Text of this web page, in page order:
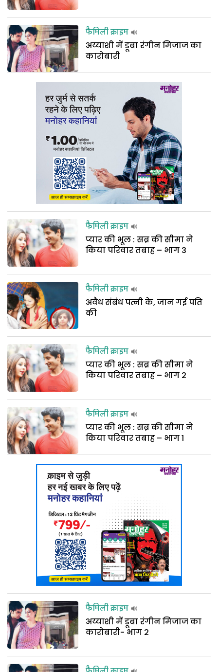
फैमिली क्राइम
अय्याशी में डूबा रंगीन मिजाज का
कारोबारी
फैमिली क्राइम
प्यार की भूल : सब्र की सीमा ने
किया परिवार तबाह – भाग 3
फैमिली क्राइम
अवैध संबंध पत्नी के, जान गई पति
की
फैमिली क्राइम
प्यार की भूल : सब्र की सीमा ने
किया परिवार तबाह – भाग 2
फैमिली क्राइम
प्यार की भूल : सब्र की सीमा ने
किया परिवार तबाह – भाग 1
फैमिली क्राइम
अय्याशी में डूबा रंगीन मिजाज का
कारोबारी- भाग 2